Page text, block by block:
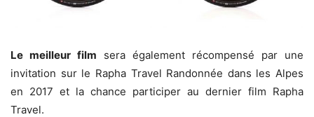
Le meilleur film sera également récompensé par une
invitation sur le Rapha Travel Randonnée dans les Alpes
en 2017 et la chance participer au dernier film Rapha
Travel.